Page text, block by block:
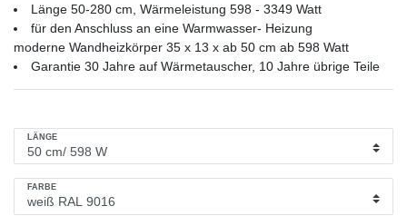
Länge 50-280 cm, Wärmeleistung 598 - 3349 Watt
für den Anschluss an eine Warmwasser- Heizung
moderne Wandheizkörper 35 x 13 x ab 50 cm ab 598 Watt
Garantie 30 Jahre auf Wärmetauscher, 10 Jahre übrige Teile
LÄNGE
FARBE